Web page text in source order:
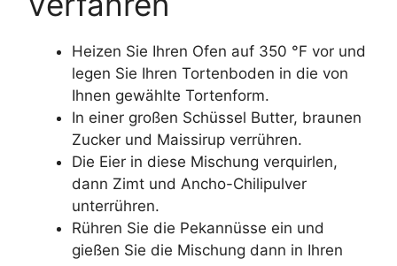
Heizen Sie Ihren Ofen auf 350 °F vor und
legen Sie Ihren Tortenboden in die von
Ihnen gewählte Tortenform.
In einer großen Schüssel Butter, braunen
Zucker und Maissirup verrühren.
Die Eier in diese Mischung verquirlen,
dann Zimt und Ancho-Chilipulver
unterrühren.
Rühren Sie die Pekannüsse ein und
gießen Sie die Mischung dann in Ihren